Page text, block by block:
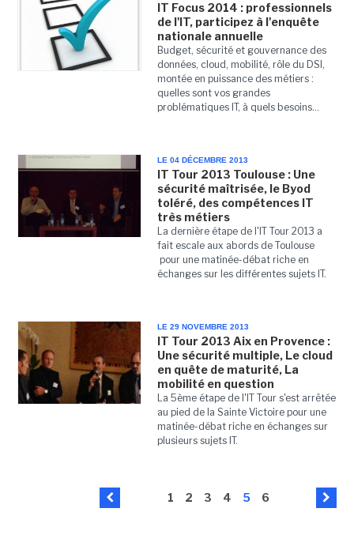
IT Focus 2014 : professionnels
de l'IT, participez à l'enquête
nationale annuelle
Budget, sécurité et gouvernance des
données, cloud, mobilité, rôle du DSI,
montée en puissance des métiers :
quelles sont vos grandes
problématiques IT, à quels besoins...
LE 04 DÉCEMBRE 2013
IT Tour 2013 Toulouse : Une
sécurité maîtrisée, le Byod
toléré, des compétences IT
très métiers
La dernière étape de l'IT Tour 2013 a
fait escale aux abords de Toulouse
pour une matinée-débat riche en
échanges sur les différentes sujets IT.
LE 29 NOVEMBRE 2013
IT Tour 2013 Aix en Provence :
Une sécurité multiple, Le cloud
en quête de maturité, La
mobilité en question
La 5ème étape de l'IT Tour s'est arrêtée
au pied de la Sainte Victoire pour une
matinée-débat riche en échanges sur
plusieurs sujets IT.
1 2 3 4 5 6